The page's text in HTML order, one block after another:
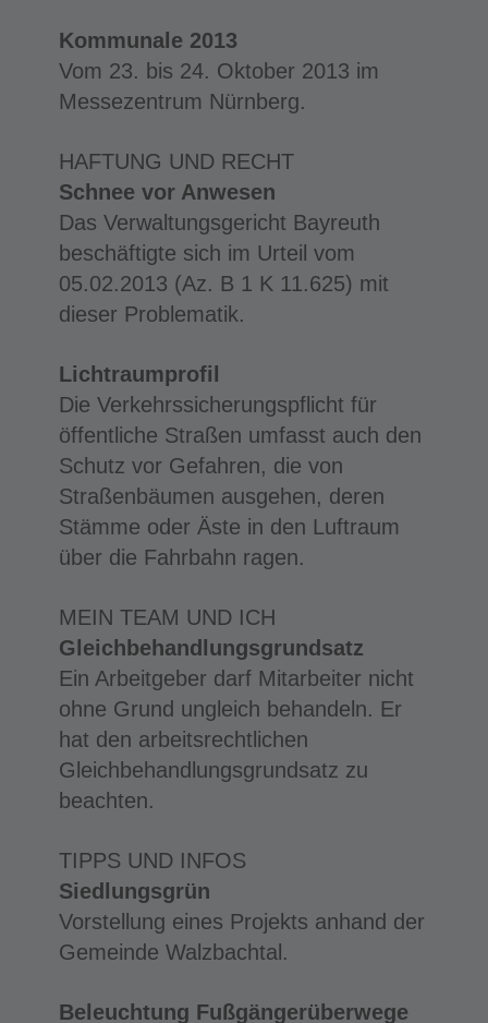
Kommunale 2013
Vom 23. bis 24. Oktober 2013 im
Messezentrum Nürnberg.
HAFTUNG UND RECHT
Schnee vor Anwesen
Das Verwaltungsgericht Bayreuth
beschäftigte sich im Urteil vom
05.02.2013 (Az. B 1 K 11.625) mit
dieser Problematik.
Lichtraumprofil
Die Verkehrssicherungspflicht für
öffentliche Straßen umfasst auch den
Schutz vor Gefahren, die von
Straßenbäumen ausgehen, deren
Stämme oder Äste in den Luftraum
über die Fahrbahn ragen.
MEIN TEAM UND ICH
Gleichbehandlungsgrundsatz
Ein Arbeitgeber darf Mitarbeiter nicht
ohne Grund ungleich behandeln. Er
hat den arbeitsrechtlichen
Gleichbehandlungsgrundsatz zu
beachten.
TIPPS UND INFOS
Siedlungsgrün
Vorstellung eines Projekts anhand der
Gemeinde Walzbachtal.
Beleuchtung Fußgängerüberwege